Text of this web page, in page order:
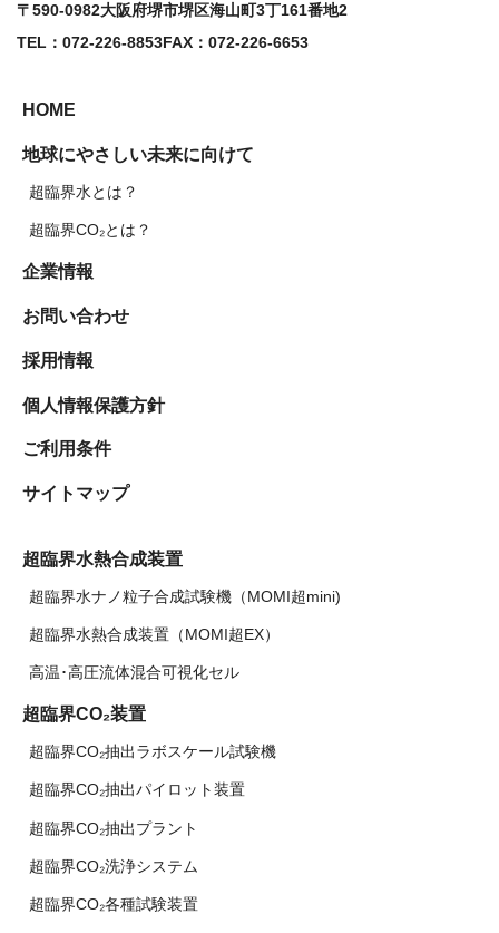
〒590-0982大阪府堺市堺区海山町3丁161番地2
TEL：072-226-8853FAX：072-226-6653
HOME
地球にやさしい未来に向けて
超臨界水とは？
超臨界CO₂とは？
企業情報
お問い合わせ
採用情報
個人情報保護方針
ご利用条件
サイトマップ
超臨界水熱合成装置
超臨界水ナノ粒子合成試験機（MOMI超mini)
超臨界水熱合成装置（MOMI超EX）
高温･高圧流体混合可視化セル
超臨界CO₂装置
超臨界CO₂抽出ラボスケール試験機
超臨界CO₂抽出パイロット装置
超臨界CO₂抽出プラント
超臨界CO₂洗浄システム
超臨界CO₂各種試験装置